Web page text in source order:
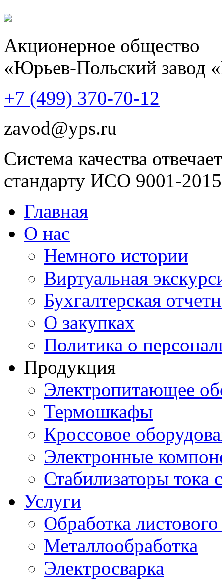
Акционерное общество
«Юрьев-Польский завод
+7 (499) 370-70-12
zavod@yps.ru
Система качества отвечает
стандарту ИСО 9001-2015
Главная
О нас
Немного истории
Виртуальная
Бухгалтерская
О закупках
Политика о
Продукция
Электропитающее
Термошкафы
Кроссовое
Электронные
Стабилизаторы тока
Услуги
Обработка
Металлообработка
Электросварка